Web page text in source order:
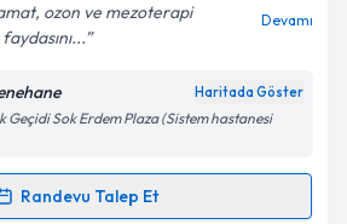
ve kişisel verilerimin belirtilen
kabul ediyorum.
Talebini Gönder
ozon ve mezoterapi
Devamı
Haritada Göster
Geçidi Sok Erdem Plaza (Sistem hastanesi
Randevu Talep Et
Talebi